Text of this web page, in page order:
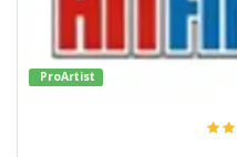
ProArtist